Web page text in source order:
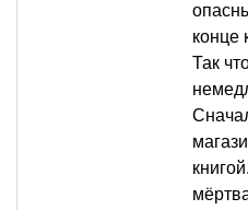
конце
Так